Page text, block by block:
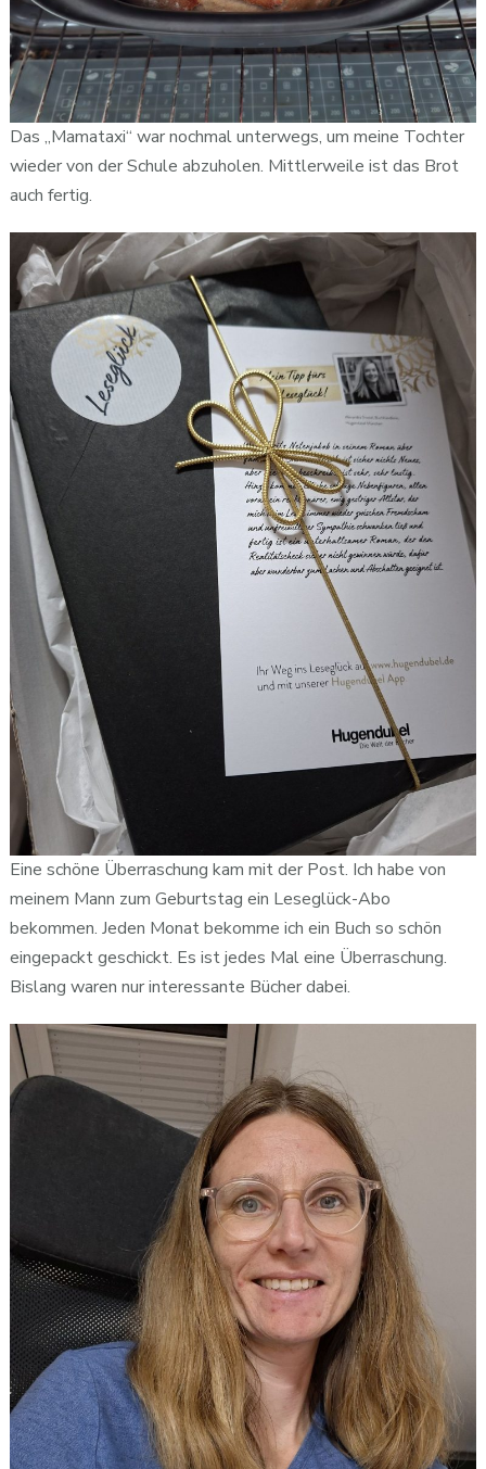
Das „Mamataxi“ war nochmal unterwegs, um meine Tochter
wieder von der Schule abzuholen. Mittlerweile ist das Brot
auch fertig.
Eine schöne Überraschung kam mit der Post. Ich habe von
meinem Mann zum Geburtstag ein Leseglück-Abo
bekommen. Jeden Monat bekomme ich ein Buch so schön
eingepackt geschickt. Es ist jedes Mal eine Überraschung.
Bislang waren nur interessante Bücher dabei.